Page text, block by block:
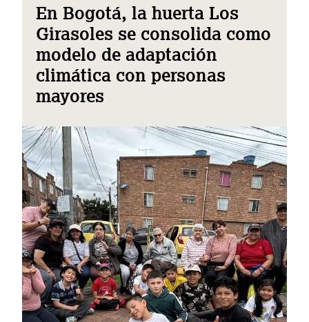
En Bogotá, la huerta Los
Girasoles se consolida como
modelo de adaptación
climática con personas
mayores